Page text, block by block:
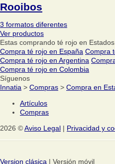
Rooibos
3 formatos diferentes
Ver productos
Estas comprando té rojo en
Compra té rojo en España Compra
Compra té rojo en Argentina
Compra té rojo en Colombia
Síguenos
Innatia > Compras > Compra en
Artículos
Compras
2026 ©Aviso Legal | Privacidad y
Version clásica | Versión móvil